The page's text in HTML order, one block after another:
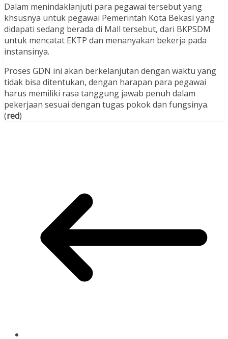
Dalam menindaklanjuti para pegawai tersebut yang
khsusnya untuk pegawai Pemerintah Kota Bekasi yang
didapati sedang berada di Mall tersebut, dari BKPSDM
untuk mencatat EKTP dan menanyakan bekerja pada
instansinya.
Proses GDN ini akan berkelanjutan dengan waktu yang
tidak bisa ditentukan, dengan harapan para pegawai
harus memiliki rasa tanggung jawab penuh dalam
pekerjaan sesuai dengan tugas pokok dan fungsinya.
(red)